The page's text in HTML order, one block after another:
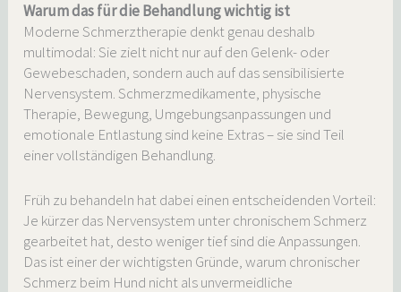
Warum das für die Behandlung wichtig ist
Moderne Schmerztherapie denkt genau deshalb
multimodal: Sie zielt nicht nur auf den Gelenk- oder
Gewebeschaden, sondern auch auf das sensibilisierte
Nervensystem. Schmerzmedikamente, physische
Therapie, Bewegung, Umgebungsanpassungen und
emotionale Entlastung sind keine Extras – sie sind Teil
einer vollständigen Behandlung.
Früh zu behandeln hat dabei einen entscheidenden Vorteil:
Je kürzer das Nervensystem unter chronischem Schmerz
gearbeitet hat, desto weniger tief sind die Anpassungen.
Das ist einer der wichtigsten Gründe, warum chronischer
Schmerz beim Hund nicht als unvermeidliche